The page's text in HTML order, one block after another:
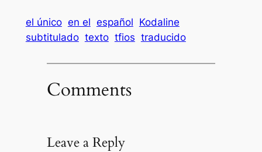
el único en el español Kodaline
subtitulado texto tfios traducido
Comments
Leave a Reply